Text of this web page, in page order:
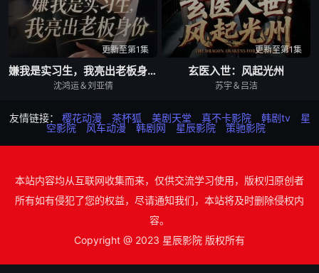
更新至第1集
嫌我是实习生，我亮出老板身份
沈鸿运＆刘亚倩
更新至第1集
玄医入世：风起光州
苏宇＆吕洁
友情链接： 樱花动漫 茶杯狐 美剧天堂 真不卡影院 韩剧tv
星
空影院
风车动漫 韩剧网 星辰影院 策驰影院
本站内容均从互联网收集而来，仅供交流学习使用，版权归原创者
所有如有侵犯了您的权益，尽请通知我们，本站将及时删除侵权内
容。
Copyright @ 2023 星辰影院 版权所有